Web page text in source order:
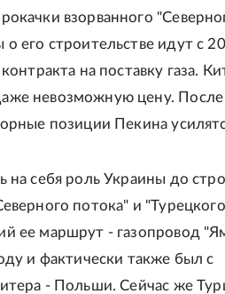
взорванного
его строительстве идут с
на поставку газа.
невозможную цену.
позиции Пекина
себя роль Украины до
потока" и
ее маршрут - газопровод
и фактически также был с
- Польши. Сейчас же